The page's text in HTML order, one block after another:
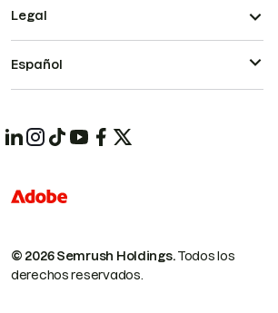
© 2026 Semrush Holdings.Todos los
derechos reservados.
Legal
Español